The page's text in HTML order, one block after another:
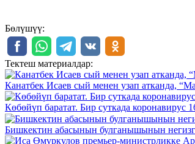
Бөлүшүү:
Тектеш материалдар:
Канатбек Исаев сый менен узап атканда,
Көбөйүп баратат. Бир суткада коронавирус
Бишкектин абасынын булганышынын